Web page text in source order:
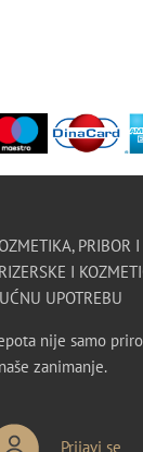
PRIBOR
I
UPOTREBU
nije samo
zanimanje.
Prijavi se